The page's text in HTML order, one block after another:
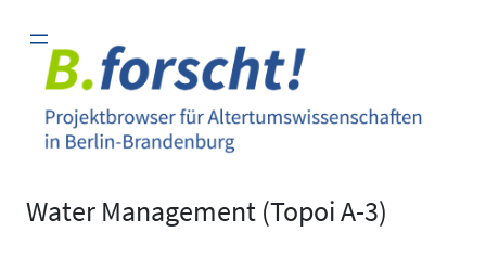
Inhalt
springen
Water Management (Topoi A-3)